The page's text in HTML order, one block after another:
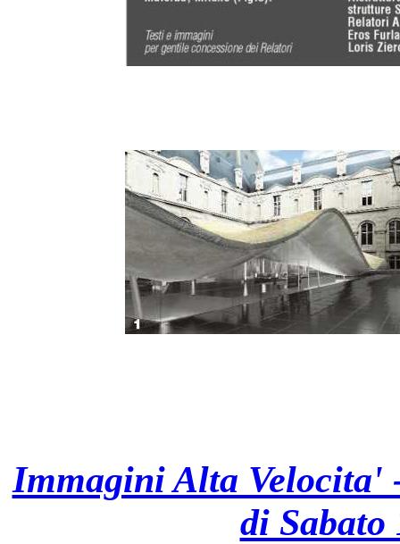
Immagini Alta Velocita'
di Sabato